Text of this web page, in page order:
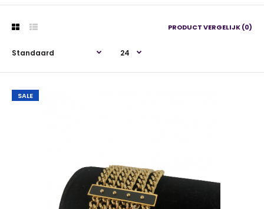
PRODUCT VERGELIJK (0)
SALE
SALE